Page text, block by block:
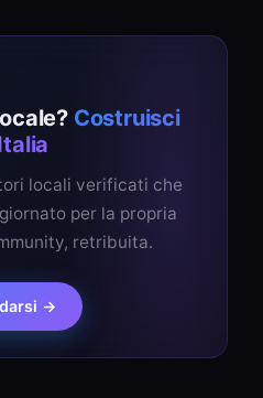
Costruisci
locali verificati che
per la propria
retribuita.
→